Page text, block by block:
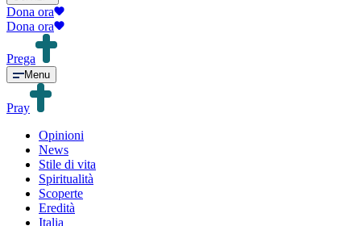
Dona ora
Dona ora
Prega
Menu
Pray
Opinioni
News
Stile di vita
Spiritualità
Scoperte
Eredità
Italia